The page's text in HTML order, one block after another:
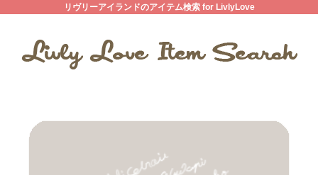
リヴリーアイランドのアイテム検索 for LivlyLove